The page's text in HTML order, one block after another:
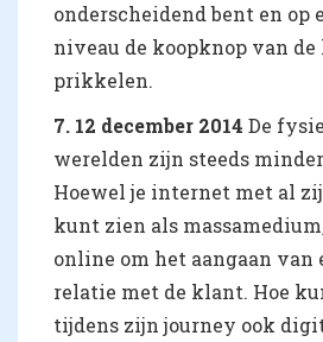
onderscheidend bent en op
niveau de koopknop van
prikkelen.
7. 12 december 2014 De
werelden zijn steeds
Hoewel je internet met al
kunt zien als
online om het aangaan van
relatie met de klant. Hoe
tijdens zijn journey ook